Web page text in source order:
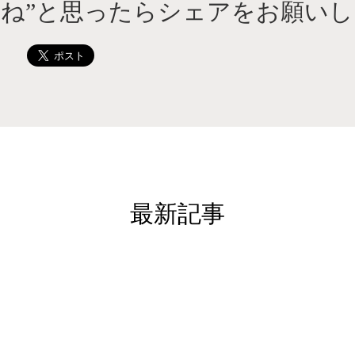
”と思ったらシェアをお願い
最新記事